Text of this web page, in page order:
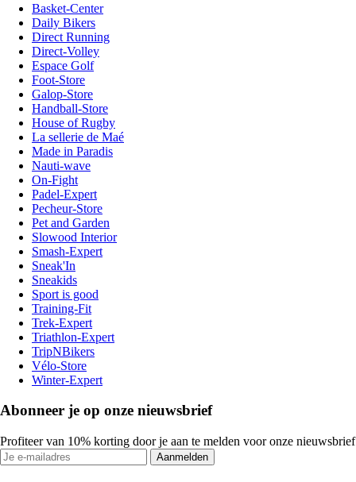
Basket-Center
Daily Bikers
Direct Running
Direct-Volley
Espace Golf
Foot-Store
Galop-Store
Handball-Store
House of Rugby
La sellerie de Maé
Made in Paradis
Nauti-wave
On-Fight
Padel-Expert
Pecheur-Store
Pet and Garden
Slowood Interior
Smash-Expert
Sneak'In
Sneakids
Sport is good
Training-Fit
Trek-Expert
Triathlon-Expert
TripNBikers
Vélo-Store
Winter-Expert
Abonneer je op onze nieuwsbrief
Profiteer van 10% korting door je aan te melden voor onze nieuwsbrief
Aanmelden